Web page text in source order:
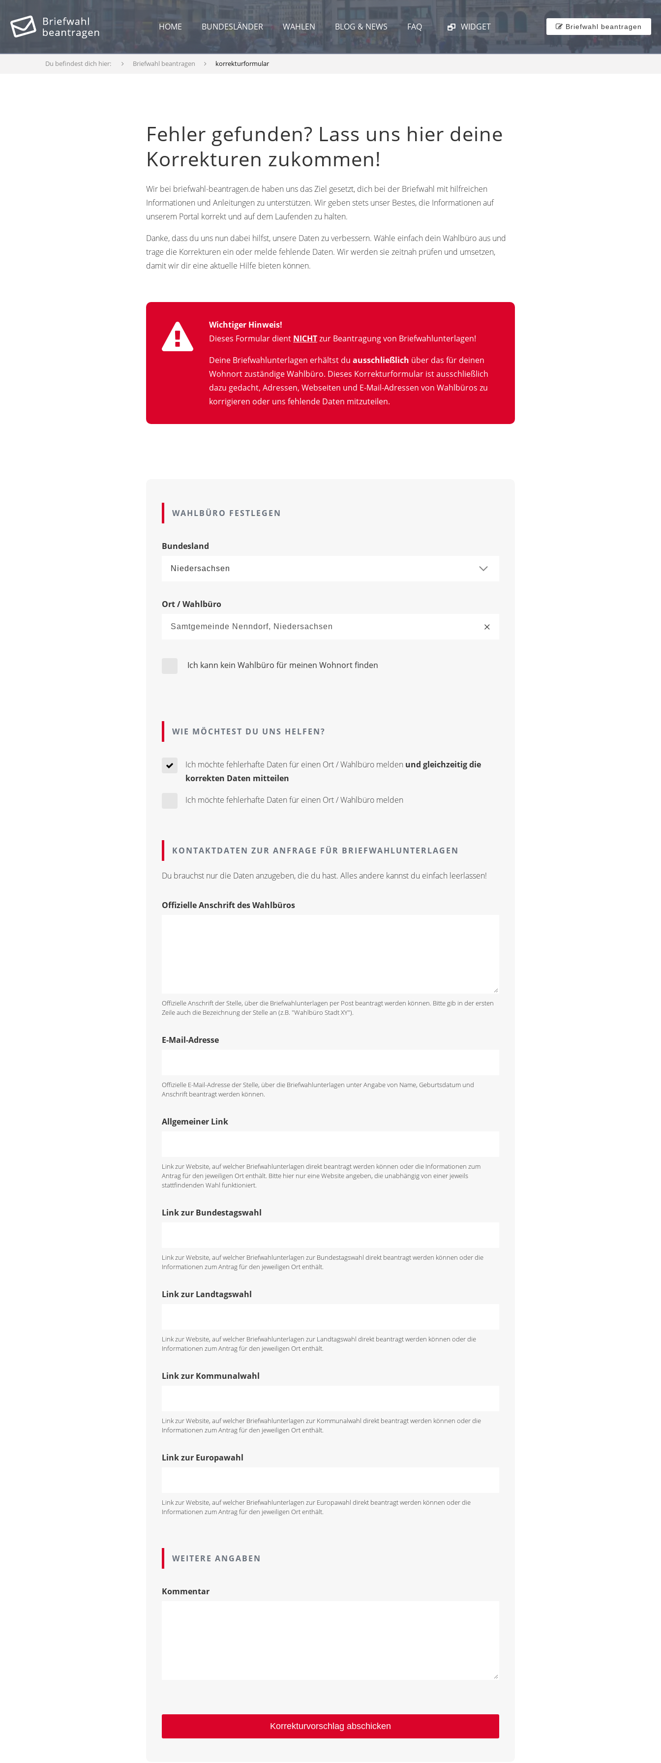
HOME BUNDESLÄNDER WAHLEN BLOG & NEWS FAQ WIDGET Briefwahl beantragen
Du befindest dich hier: Briefwahl beantragen korrekturformular
Fehler gefunden? Lass uns hier deine
Korrekturen zukommen!
Wir bei briefwahl-beantragen.de haben uns das Ziel gesetzt, dich bei der Briefwahl mit hilfreichen
Informationen und Anleitungen zu unterstützen. Wir geben stets unser Bestes, die Informationen auf
unserem Portal korrekt und auf dem Laufenden zu halten.
Danke, dass du uns nun dabei hilfst, unsere Daten zu verbessern. Wähle einfach dein Wahlbüro aus und
trage die Korrekturen ein oder melde fehlende Daten. Wir werden sie zeitnah prüfen und umsetzen,
damit wir dir eine aktuelle Hilfe bieten können.
Wichtiger Hinweis!
Dieses Formular dient NICHTzur Beantragung von Briefwahlunterlagen!
Deine Briefwahlunterlagen erhältst du ausschließlich über das für deinen
Wohnort zuständige Wahlbüro. Dieses Korrekturformular ist ausschließlich
dazu gedacht, Adressen, Webseiten und E-Mail-Adressen von Wahlbüros zu
korrigieren oder uns fehlende Daten mitzuteilen.
WAHLBÜRO FESTLEGEN
Bundesland
Ort / Wahlbüro
Ich kann kein Wahlbüro für meinen Wohnort finden
WIE MÖCHTEST DU UNS HELFEN?
Ich möchte fehlerhafte Daten für einen Ort / Wahlbüro melden und gleichzeitig die
korrekten Daten mitteilen
Ich möchte fehlerhafte Daten für einen Ort / Wahlbüro melden
KONTAKTDATEN ZUR ANFRAGE FÜR BRIEFWAHLUNTERLAGEN
Du brauchst nur die Daten anzugeben, die du hast. Alles andere kannst du einfach leerlassen!
Offizielle Anschrift des Wahlbüros
Offizielle Anschrift der Stelle, über die Briefwahlunterlagen per Post beantragt werden können. Bitte gib in der ersten
Zeile auch die Bezeichnung der Stelle an (z.B. "Wahlbüro Stadt XY").
E-Mail-Adresse
Offizielle E-Mail-Adresse der Stelle, über die Briefwahlunterlagen unter Angabe von Name, Geburtsdatum und
Anschrift beantragt werden können.
Allgemeiner Link
Link zur Website, auf welcher Briefwahlunterlagen direkt beantragt werden können oder die Informationen zum
Antrag für den jeweiligen Ort enthält. Bitte hier nur eine Website angeben, die unabhängig von einer jeweils
stattfindenden Wahl funktioniert.
Link zur Bundestagswahl
Link zur Website, auf welcher Briefwahlunterlagen zur Bundestagswahl direkt beantragt werden können oder die
Informationen zum Antrag für den jeweiligen Ort enthält.
Link zur Landtagswahl
Link zur Website, auf welcher Briefwahlunterlagen zur Landtagswahl direkt beantragt werden können oder die
Informationen zum Antrag für den jeweiligen Ort enthält.
Link zur Kommunalwahl
Link zur Website, auf welcher Briefwahlunterlagen zur Kommunalwahl direkt beantragt werden können oder die
Informationen zum Antrag für den jeweiligen Ort enthält.
Link zur Europawahl
Link zur Website, auf welcher Briefwahlunterlagen zur Europawahl direkt beantragt werden können oder die
Informationen zum Antrag für den jeweiligen Ort enthält.
WEITERE ANGABEN
Kommentar
Korrekturvorschlag abschicken